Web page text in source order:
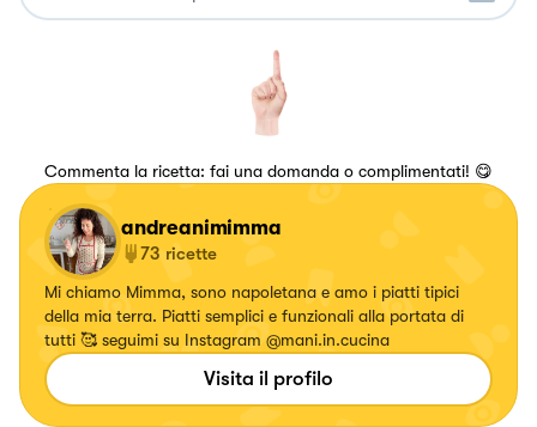
Commenta la ricetta: fai una domanda o complimentati! 😋
andreanimimma
73 ricette
Mi chiamo Mimma, sono napoletana e amo i piatti tipici
della mia terra. Piatti semplici e funzionali alla portata di
tutti 🥰 seguimi su Instagram @mani.in.cucina
Visita il profilo